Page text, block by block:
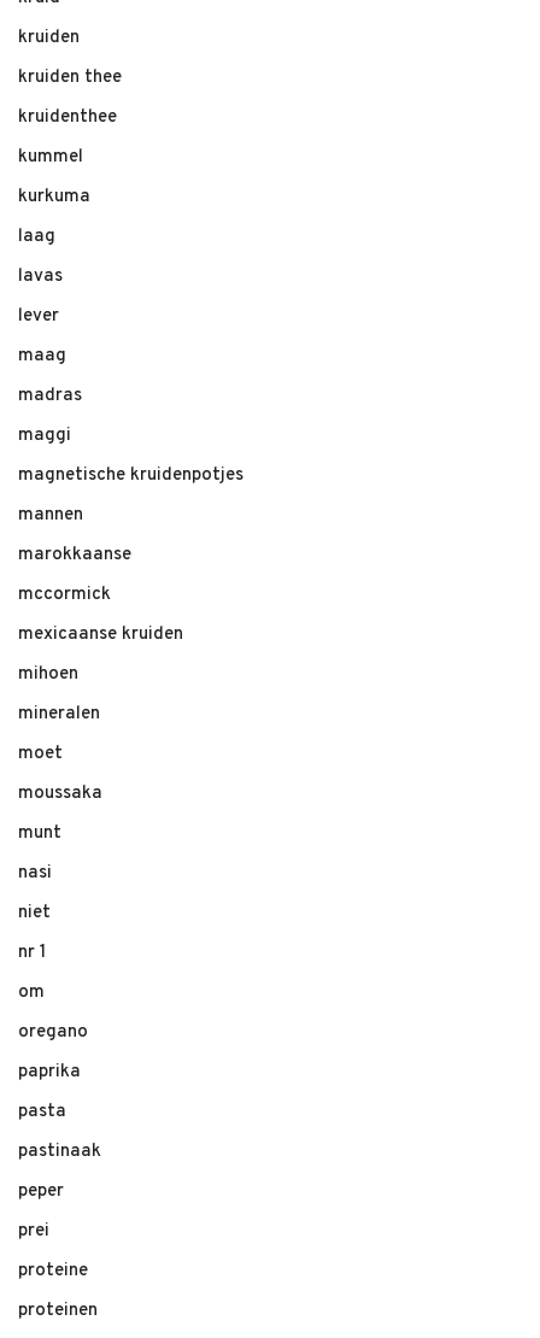
kruiden
kruiden thee
kruidenthee
kummel
kurkuma
laag
lavas
lever
maag
madras
maggi
magnetische kruidenpotjes
mannen
marokkaanse
mccormick
mexicaanse kruiden
mihoen
mineralen
moet
moussaka
munt
nasi
niet
nr 1
om
oregano
paprika
pasta
pastinaak
peper
prei
proteine
proteinen